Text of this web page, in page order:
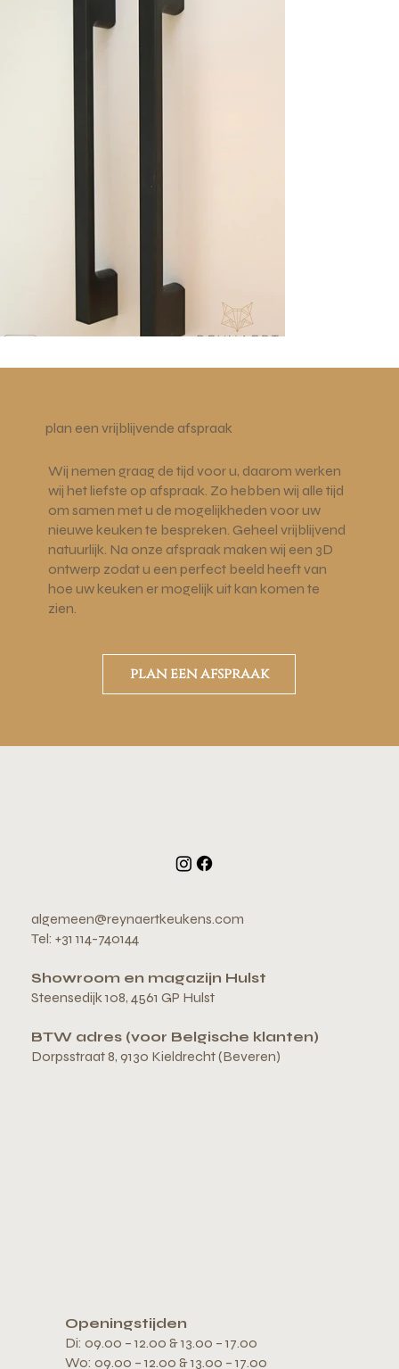
plan een vrijblijvende afspraak
Wij nemen graag de tijd voor u, daarom werken
wij het liefste op afspraak. Zo hebben wij alle tijd
om samen met u de mogelijkheden voor uw
nieuwe keuken te bespreken. Geheel vrijblijvend
natuurlijk. Na onze afspraak maken wij een 3D
ontwerp zodat u een perfect beeld heeft van
hoe uw keuken er mogelijk uit kan komen te
zien.
plan een afspraak
algemeen@reynaertkeukens.com
Tel: +31 114-740144
Showroom en magazijn Hulst
Steensedijk 108, 4561 GP Hulst
BTW adres (voor Belgische klanten)
Dorpsstraat 8, 9130 Kieldrecht (Beveren)
Openingstijden
Di: 09.00 – 12.00 & 13.00 – 17.00
Wo: 09.00 – 12.00 & 13.00 – 17.00